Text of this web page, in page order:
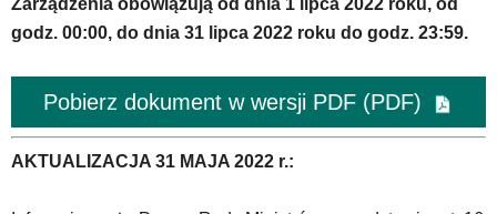
Zarządzenia obowiązują od dnia 1 lipca 2022 roku, od
godz. 00:00, do dnia 31 lipca 2022 roku do godz. 23:59.
Pobierz dokument w wersji PDF (PDF)
AKTUALIZACJA 31 MAJA 2022 r.: